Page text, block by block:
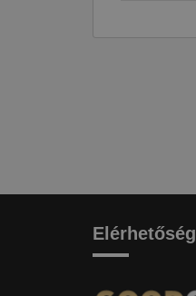
Elérhetőség